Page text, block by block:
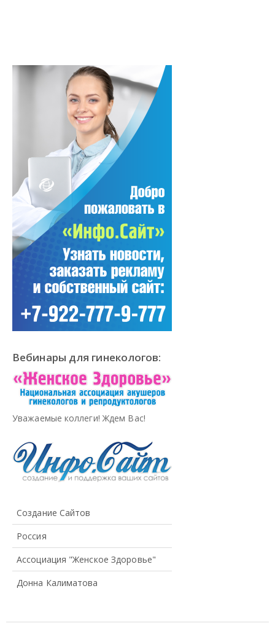
Вебинары для гинекологов:
Уважаемые коллеги! Ждем Вас!
Создание Сайтов
Россия
Ассоциация "Женское Здоровье"
Донна Калиматова